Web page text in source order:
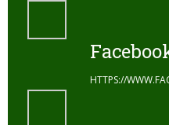
HTTPS://